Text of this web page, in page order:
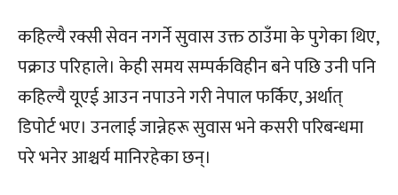
कहिल्यै रक्सी सेवन नगर्ने सुवास उक्त ठाउँमा के पुगेका थिए,
पक्राउ परिहाले। केही समय सम्पर्कविहीन बने पछि उनी पनि
कहिल्यै यूएई आउन नपाउने गरी नेपाल फर्किए, अर्थात्
डिपोर्ट भए। उनलाई जान्नेहरू सुवास भने कसरी परिबन्धमा
परे भनेर आश्चर्य मानिरहेका छन्।